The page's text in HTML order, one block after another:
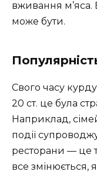
вживання м’яса.
може бути.
Свого часу
20 ст. це була
Наприклад,
події
ресторани — це
все змінюється,